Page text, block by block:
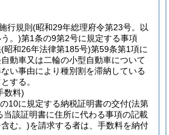
行規則 (昭和29年総理府令第23号。以
。)第1条の9第2号に規定する事項
(昭和26年法律第185号)第59条第1項に
動車又は二輪の小型自動車について
い事由により種別割を滞納している
する。
数料)
10に規定する納税証明書の交付(法第
当該証明書に住所に代わる事項の記載
む。)を請求する者は、手数料を納付